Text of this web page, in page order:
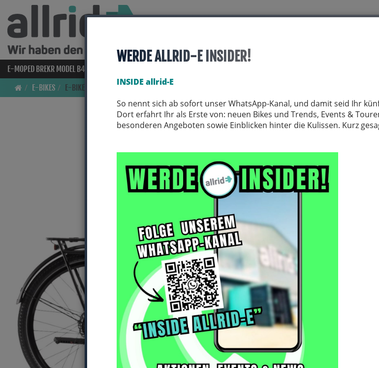
WERDE ALLRID-E INSIDER!
INSIDE allrid-E
So nennt sich ab sofort unser WhatsApp-Kanal, und damit seid Ihr
Dort erfahrt Ihr als Erste von: neuen Bikes und Trends, Events &
besonderen Angeboten sowie Einblicken hinter die Kulissen. Kurz
E-MOPED BREKR MODEL B4000
E-BIKES
E-BIKES/ TOUREN/ TREKKING/ CITY